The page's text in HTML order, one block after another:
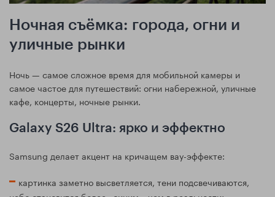
Ночная съёмка: города, огни и
уличные рынки
Ночь — самое сложное время для мобильной камеры и
самое частое для путешествий: огни набережной, уличные
кафе, концерты, ночные рынки.
Galaxy S26 Ultra: ярко и эффектно
Samsung делает акцент на кричащем вау-эффекте:
картинка заметно высветляется, тени подсвечиваются,